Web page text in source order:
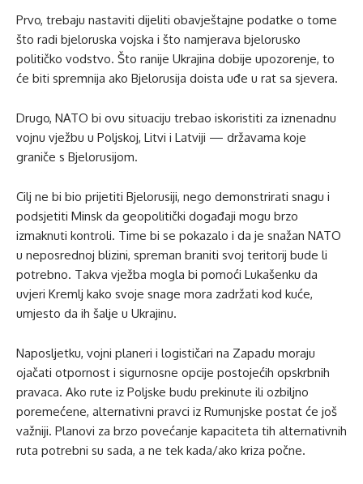
Prvo, trebaju nastaviti dijeliti obavještajne podatke o tome
što radi bjeloruska vojska i što namjerava bjelorusko
političko vodstvo. Što ranije Ukrajina dobije upozorenje, to
će biti spremnija ako Bjelorusija doista uđe u rat sa sjevera.
Drugo, NATO bi ovu situaciju trebao iskoristiti za iznenadnu
vojnu vježbu u Poljskoj, Litvi i Latviji — državama koje
graniče s Bjelorusijom.
Cilj ne bi bio prijetiti Bjelorusiji, nego demonstrirati snagu i
podsjetiti Minsk da geopolitički događaji mogu brzo
izmaknuti kontroli. Time bi se pokazalo i da je snažan NATO
u neposrednoj blizini, spreman braniti svoj teritorij bude li
potrebno. Takva vježba mogla bi pomoći Lukašenku da
uvjeri Kremlj kako svoje snage mora zadržati kod kuće,
umjesto da ih šalje u Ukrajinu.
Naposljetku, vojni planeri i logističari na Zapadu moraju
ojačati otpornost i sigurnosne opcije postojećih opskrbnih
pravaca. Ako rute iz Poljske budu prekinute ili ozbiljno
poremećene, alternativni pravci iz Rumunjske postat će još
važniji. Planovi za brzo povećanje kapaciteta tih alternativnih
ruta potrebni su sada, a ne tek kada/ako kriza počne.